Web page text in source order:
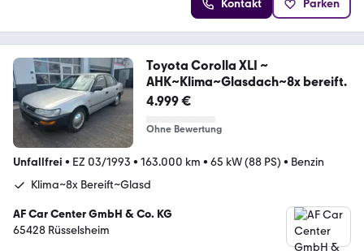
Kontakt Parken
Toyota Corolla XLI ~
AHK~Klima~Glasdach~8x bereift.
4.999 €
Ohne Bewertung
Unfallfrei • EZ 03/1993 • 163.000 km • 65 kW (88 PS) • Benzin
Klima~8x Bereift~Glasd
AF Car Center GmbH & Co. KG
65428 Rüsselsheim